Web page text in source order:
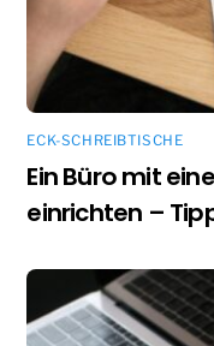
ECK-SCHREIBTISCHE
Ein Büro mit
einrichten –